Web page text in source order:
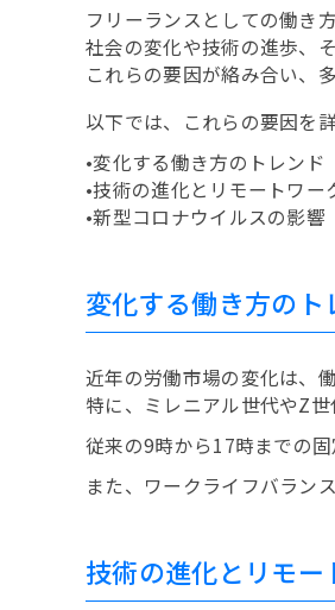
フリーランスとしての働き
社会の変化や技術の進歩、
これらの要因が絡み合い、
以下では、これらの要因を
•変化する働き方のトレンド
•技術の進化とリモートワー
•新型コロナウイルスの影響
変化する働き方のト
近年の労働市場の変化は、
特に、ミレニアル世代やZ
従来の9時から17時までの
また、ワークライフバラン
技術の進化とリモー